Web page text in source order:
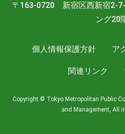
〒163-0720 新宿区西新宿2-
ング20
個人情報保護方針 ア
関連リンク
Copyright © Tokyo Metropolitan Public
and Management, All